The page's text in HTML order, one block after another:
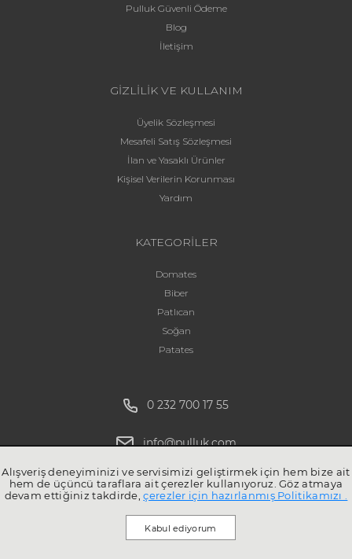
Pulluk Güvenli Ödeme
Blog
İletişim
GİZLİLİK VE KULLANIM
Üyelik Sözleşmesi
Mesafeli Satış Sözleşmesi
İlan ve Yasaklı Ürünler
Kişisel Verilerin Korunması
Yardım
KATEGORİLER
Domates
Biber
Patlıcan
Soğan
Patates
0 232 700 17 55
info@pulluk.com
Alışveriş deneyiminizi ve servisimizi geliştirmek için hem bize ait
hem de üçüncü taraflara ait çerezler kullanıyoruz. Göz atmaya
devam ettiğiniz takdirde,çerezler için hazırlanmış Politikamızı .
Kabul ediyorum